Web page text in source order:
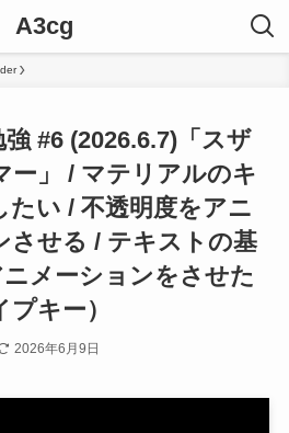
A3cg
#6 (2026.6.7)「スザ
ー」 / マテリアルのキ
たい / 不透明度をアニ
させる / テキストの基
ニメーションをさせた
キー）
2026年6月9日